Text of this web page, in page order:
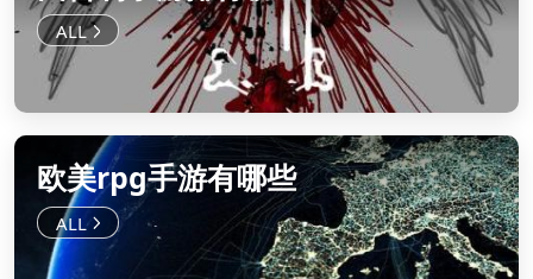
欧美rpg手游有哪些